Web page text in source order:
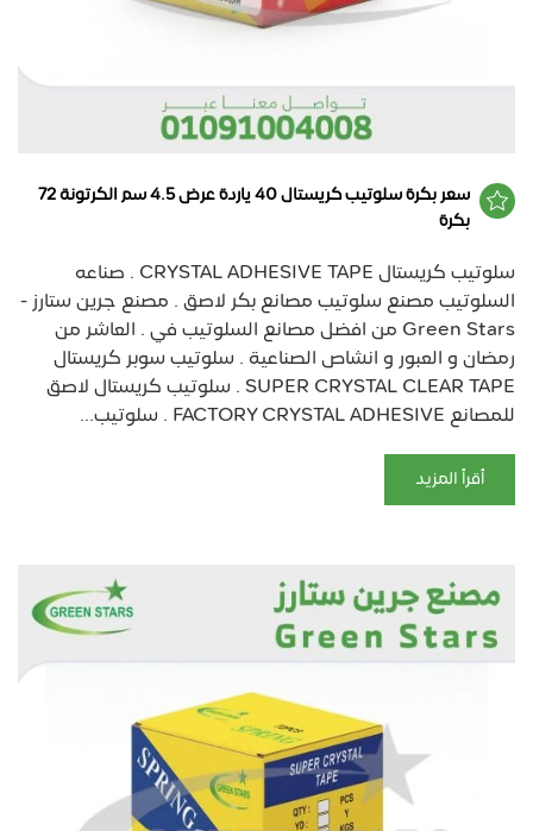
سعر بكرة سلوتيب كريستال 40 ياردة عرض 4.5 سم الكرتونة 72
بكرة
سلوتيب كريستال CRYSTAL ADHESIVE TAPE . صناعه
السلوتيب مصنع سلوتيب مصانع بكر لاصق . مصنع جرين ستارز -
Green Stars من افضل مصانع السلوتيب في . العاشر من
رمضان و العبور و انشاص الصناعية . سلوتيب سوبر كريستال
SUPER CRYSTAL CLEAR TAPE . سلوتيب كريستال لاصق
للمصانع FACTORY CRYSTAL ADHESIVE . سلوتيب...
أقرأ المزيد